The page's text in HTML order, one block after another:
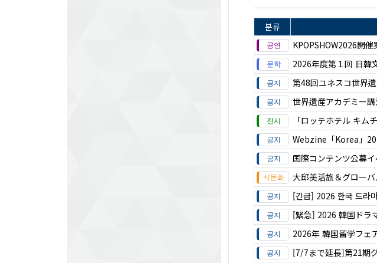
분류
KPOPSHOW2026開催
2026年度第１回 日韓
第48回ユネスコ世界
世界遺産アカデミー
「ロッテホテル キム
Webzine「Korea」
国際コンテンツ公募
大邱美活旅＆グロー
[긴급] 2026 한국 드라
[緊急] 2026 韓国ドラ
2026年 韓国留学フェ
[7/7まで延長]第21期